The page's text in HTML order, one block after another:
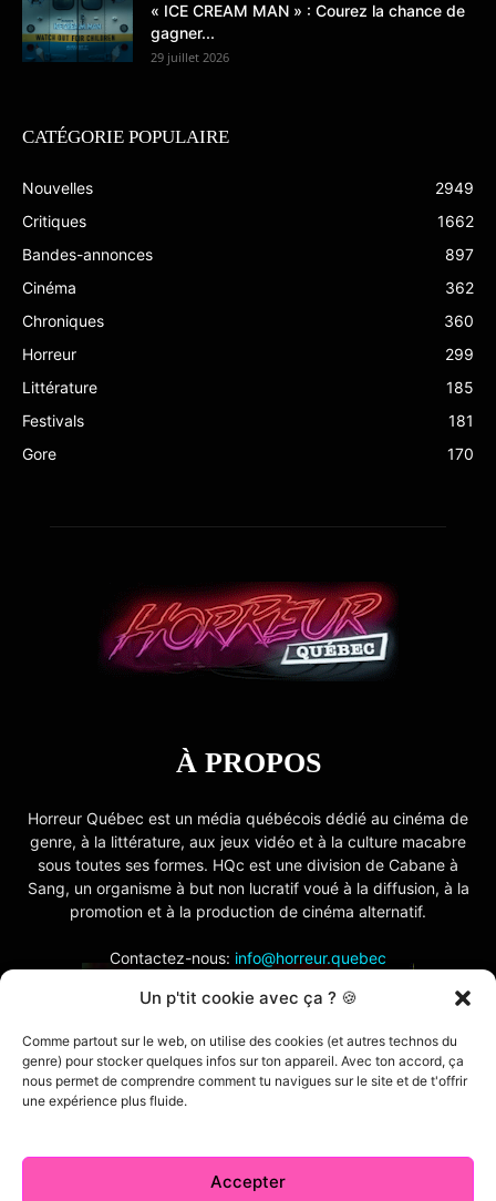
Un p'tit cookie avec ça ? 🍪
Comme partout sur le web, on utilise des cookies (et autres technos du
genre) pour stocker quelques infos sur ton appareil. Avec ton accord, ça
nous permet de comprendre comment tu navigues sur le site et de t'offrir
une expérience plus fluide.
Accepter
« ICE CREAM MAN » : Courez la chance de
gagner...
29 juillet 2026
CATÉGORIE POPULAIRE
Nouvelles
2949
Critiques
1662
Bandes-annonces
897
Cinéma
362
Chroniques
360
Horreur
299
Littérature
185
Festivals
181
Gore
170
À PROPOS
Horreur Québec est un média québécois dédié au cinéma de
genre, à la littérature, aux jeux vidéo et à la culture macabre
sous toutes ses formes. HQc est une division de Cabane à
Sang, un organisme à but non lucratif voué à la diffusion, à la
promotion et à la production de cinéma alternatif.
Contactez-nous: info@horreur.quebec
SUIVEZ NOUS